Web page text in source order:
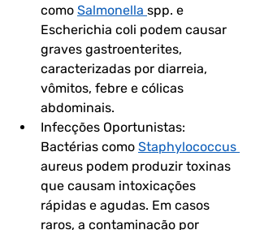
como Salmonella spp. e
Escherichia coli podem causar
graves gastroenterites,
caracterizadas por diarreia,
vômitos, febre e cólicas
abdominais.
Infecções Oportunistas:
Bactérias como Staphylococcus
aureus podem produzir toxinas
que causam intoxicações
rápidas e agudas. Em casos
raros, a contaminação por